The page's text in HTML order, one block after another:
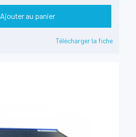
Ajouter au panier
Télécharger la fiche